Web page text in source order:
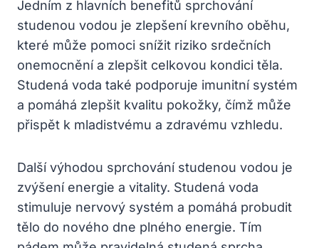
‌Jedním z hlavních benefitů sprchování
studenou⁢ vodou je zlepšení krevního oběhu,
které může⁤ pomoci snížit riziko srdečních
onemocnění a zlepšit celkovou kondici ⁢těla.
Studená voda také podporuje imunitní systém
a pomáhá zlepšit kvalitu pokožky,⁢ čímž může
přispět⁤ k mladistvému‌ a zdravému vzhledu.
Další výhodou⁣ sprchování studenou‍ vodou je
zvýšení energie a vitality. Studená voda
stimuluje nervový systém a​ pomáhá probudit
tělo do nového dne plného energie. Tím⁢